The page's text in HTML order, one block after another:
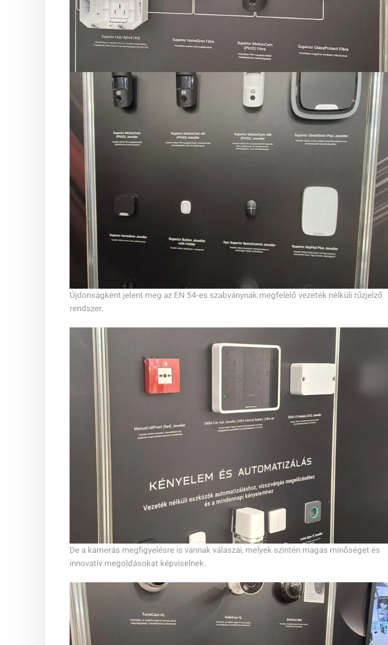
Újdonságként jelent meg az EN 54-es szabványnak megfelelő vezeték nélküli tűzjelző
rendszer.
De a kamerás megfigyelésre is vannak válaszai, melyek szintén magas minőséget és
innovatív megoldásokat képviselnek.